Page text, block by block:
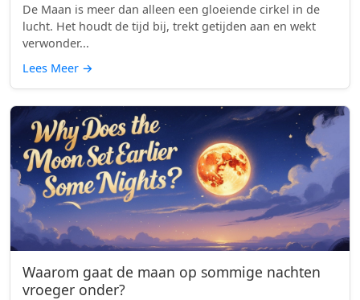
De Maan is meer dan alleen een gloeiende cirkel in de
lucht. Het houdt de tijd bij, trekt getijden aan en wekt
verwonder...
Lees Meer →
Waarom gaat de maan op sommige nachten
vroeger onder?